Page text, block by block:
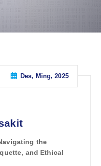
Des, Ming, 2025
the
and Ethical